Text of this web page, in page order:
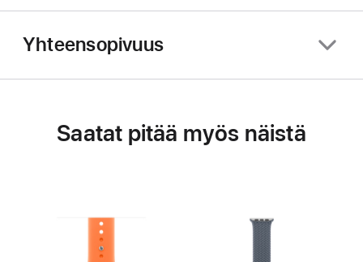
Yhteensopivuus
Saatat pitää myös näistä